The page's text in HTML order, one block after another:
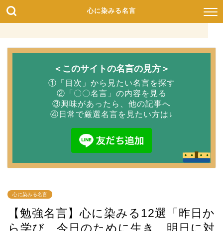
心に染みる名言
＜このサイトの名言の見方＞
①「目次」から見たい名言を探す
②「〇〇名言」の内容を見る
③興味があったら、他の記事へ
④日常で厳選名言を見たい方は↓
心に染みる名言
【勉強名言】心に染みる12選「昨日か
ら学び、今日のために生き、明日に対